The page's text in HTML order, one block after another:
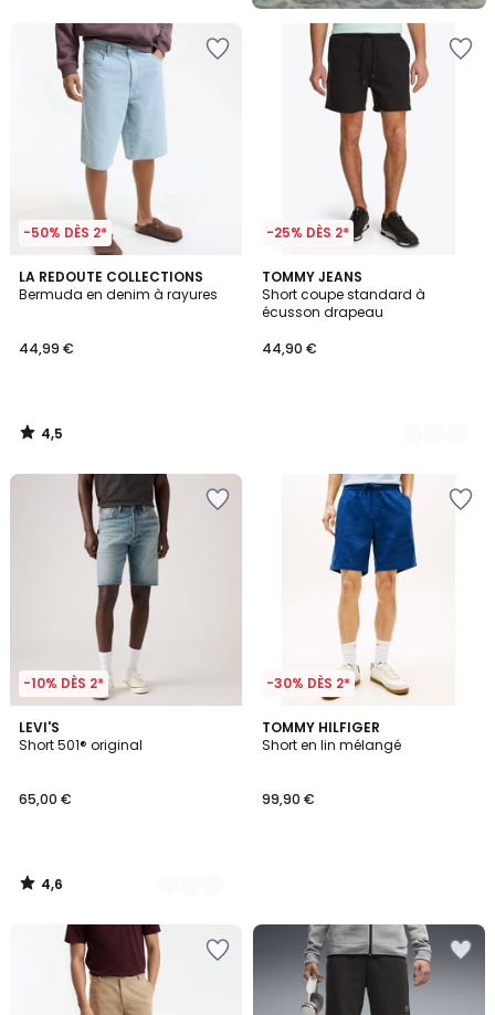
-50% DÈS 2*
LA REDOUTE COLLECTIONS
Bermuda en denim à rayures
44,99 €
4,5
/ 5
4,5
/
-25% DÈS 2*
TOMMY JEANS
Short coupe standard à
écusson drapeau
44,90 €
2
Couleurs
-10% DÈS 2*
LEVI'S
Short 501® original
65,00 €
4,6
/ 5
2
Couleurs
4,6
/
-30% DÈS 2*
TOMMY HILFIGER
Short en lin mélangé
99,90 €